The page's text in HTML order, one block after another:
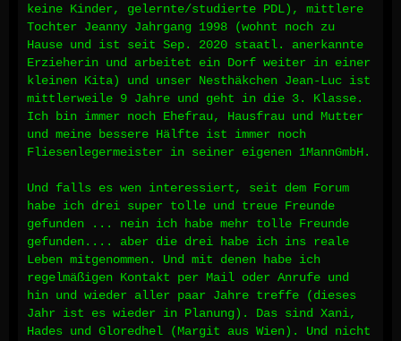
keine Kinder, gelernte/studierte PDL), mittlere
Tochter Jeanny Jahrgang 1998 (wohnt noch zu
Hause und ist seit Sep. 2020 staatl. anerkannte
Erzieherin und arbeitet ein Dorf weiter in einer
kleinen Kita) und unser Nesthäkchen Jean-Luc ist
mittlerweile 9 Jahre und geht in die 3. Klasse.
Ich bin immer noch Ehefrau, Hausfrau und Mutter
und meine bessere Hälfte ist immer noch
Fliesenlegermeister in seiner eigenen 1MannGmbH.
Und falls es wen interessiert, seit dem Forum
habe ich drei super tolle und treue Freunde
gefunden ... nein ich habe mehr tolle Freunde
gefunden.... aber die drei habe ich ins reale
Leben mitgenommen. Und mit denen habe ich
regelmäßigen Kontakt per Mail oder Anrufe und
hin und wieder aller paar Jahre treffe (dieses
Jahr ist es wieder in Planung). Das sind Xani,
Hades und Gloredhel (Margit aus Wien). Und nicht